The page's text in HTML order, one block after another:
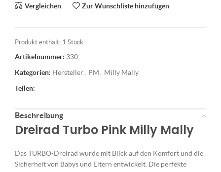
Vergleichen Zur Wunschliste hinzufügen
Produkt enthält: 1 Stück
Artikelnummer: 330
Kategorien: Hersteller, PM, Milly Mally
Teilen:
Beschreibung
Dreirad Turbo Pink Milly Mally
Das TURBO-Dreirad wurde mit Blick auf den Komfort und die
Sicherheit von Babys und Eltern entwickelt. Die perfekte